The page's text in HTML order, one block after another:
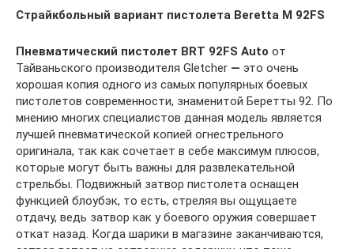
Страйкбольный вариант пистолета Beretta M 92FS
Пневматический пистолет BRT 92FS Auto от
Тайваньского производителя Gletcher — это очень
хорошая копия одного из самых популярных боевых
пистолетов современности, знаменитой Беретты 92. По
мнению многих специалистов данная модель является
лучшей пневматической копией огнестрельного
оригинала, так как сочетает в себе максимум плюсов,
которые могут быть важны для развлекательной
стрельбы. Подвижный затвор пистолета оснащен
функцией блоубэк, то есть, стреляя вы ощущаете
отдачу, ведь затвор как у боевого оружия совершает
откат назад. Когда шарики в магазине заканчиваются,